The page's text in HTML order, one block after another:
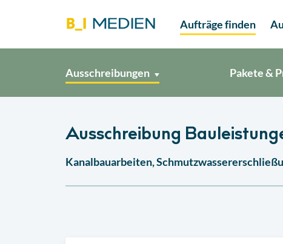
Aufträge finden
Ausschreibungen Pakete &
Ausschreibung
Kanalbauarbeiten,